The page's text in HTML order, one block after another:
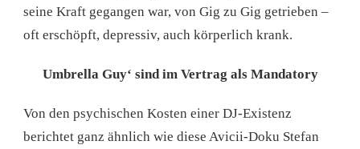
seine Kraft gegangen war, von Gig zu Gig getrieben –
oft erschöpft, depressiv, auch körperlich krank.
Umbrella Guy‘ sind im Vertrag als Mandatory
Von den psychischen Kosten einer DJ-Existenz
berichtet ganz ähnlich wie diese Avicii-Doku Stefan